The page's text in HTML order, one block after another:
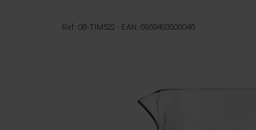
Ref: 08-TIM522 - EAN: 6959493506046